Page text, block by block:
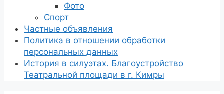
Фото
Спорт
Частные объявления
Политика в отношении обработки
персональных данных
История в силуэтах. Благоустройство
Театральной площади в г. Кимры